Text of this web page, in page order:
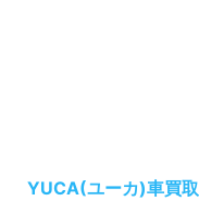
YUCA(ユーカ)車買取